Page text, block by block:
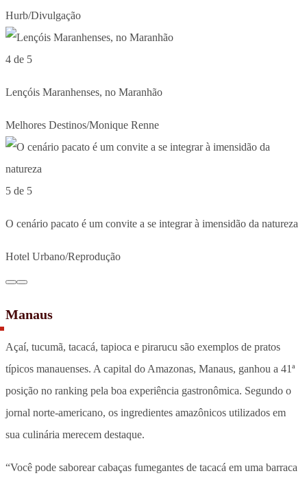
Hurb/Divulgação
4 de 5
Lençóis Maranhenses, no Maranhão
Melhores Destinos/Monique Renne
5 de 5
O cenário pacato é um convite a se integrar à imensidão da natureza
Hotel Urbano/Reprodução
Manaus
Açaí, tucumã, tacacá, tapioca e pirarucu são exemplos de pratos
típicos manauenses. A capital do Amazonas, Manaus, ganhou a 41ª
posição no ranking pela boa experiência gastronômica. Segundo o
jornal norte-americano, os ingredientes amazônicos utilizados em
sua culinária merecem destaque.
“Você pode saborear cabaças fumegantes de tacacá em uma barraca